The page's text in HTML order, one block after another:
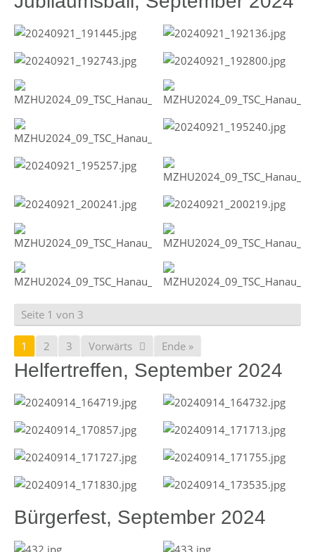
Seite 1 von 3
1 2 3 Vorwärts Ende »
Helfertreffen, September 2024
Bürgerfest, September 2024